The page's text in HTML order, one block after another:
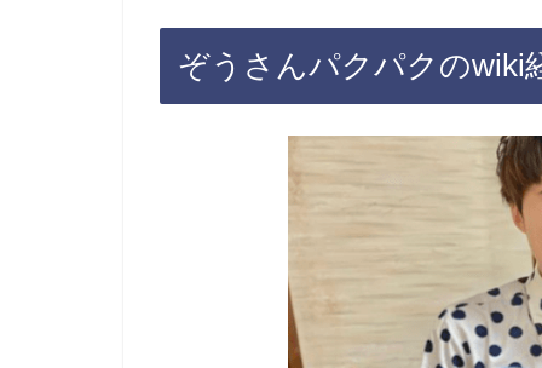
ぞうさんパクパクのwiki